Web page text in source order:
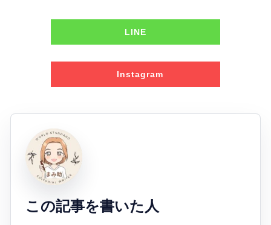
LINE
Instagram
この記事を書いた人